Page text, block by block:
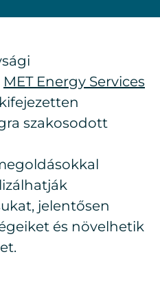
MET Energy Services
szakosodott
jelentősen
és növelhetik